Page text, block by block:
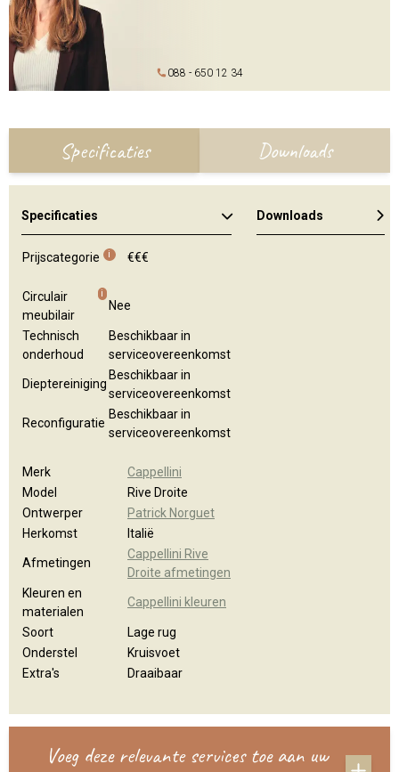
088 - 650 12 34
Specificaties Downloads
Specificaties
Prijscategorie i €€€
Circulair
meubilair
i
Nee
Technisch
onderhoud
Beschikbaar in
serviceovereenkomst
Dieptereiniging
Beschikbaar in
serviceovereenkomst
Reconfiguratie
Beschikbaar in
serviceovereenkomst
Merk
Cappellini
Model
Rive Droite
Ontwerper
Patrick Norguet
Herkomst
Italië
Afmetingen
Cappellini Rive
Droite afmetingen
Kleuren en
materialen
Cappellini kleuren
Soort
Lage rug
Onderstel
Kruisvoet
Extra's
Draaibaar
Downloads
Voeg deze relevante services toe aan uw